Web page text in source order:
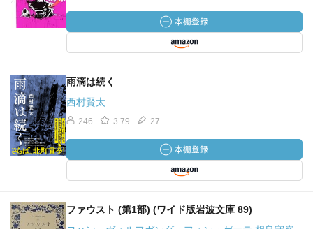
雨滴は続く
西村賢太
246 3.79 27
ファウスト (第1部) (ワイド版岩波文庫 89)